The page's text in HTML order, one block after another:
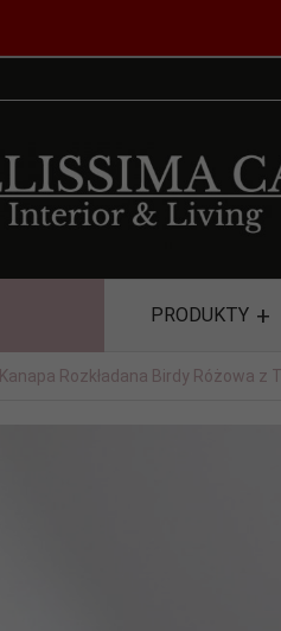
PRODUKTY
Kanapa Rozkładana Birdy Różowa z